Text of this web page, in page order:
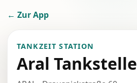
← Zur App
TANKZEIT STATION
Aral Tankstelle